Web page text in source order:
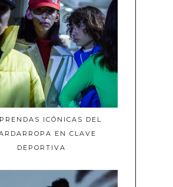
ICÓNICAS DEL
EN CLAVE
DEPORTIVA